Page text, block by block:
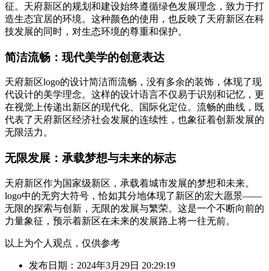
征。天府新区的规划和建设始终遵循绿色发展理念，致力于打
造生态宜居的环境。这种颜色的使用，也反映了天府新区在科
技发展的同时，对生态环境的尊重和保护。
简洁流畅：现代美学的创意表达
天府新区logo的设计简洁而流畅，没有多余的装饰，体现了现
代设计的美学理念。这样的设计语言不仅易于识别和记忆，更
在视觉上传递出新区的现代化、国际化定位。流畅的曲线，既
代表了天府新区经济社会发展的连续性，也象征着创新发展的
无限活力。
无限发展：承载梦想与未来的标志
天府新区作为国家级新区，承载着城市发展的梦想和未来。
logo中的无穷大符号，恰如其分地体现了新区的宏大愿景——
无限的探索与创新，无限的发展与繁荣。这是一个不断向前的
力量象征，预示着新区在未来的发展路上将一往无前。
以上为个人观点，仅供参考
发布日期：2024年3月29日 20:29:19